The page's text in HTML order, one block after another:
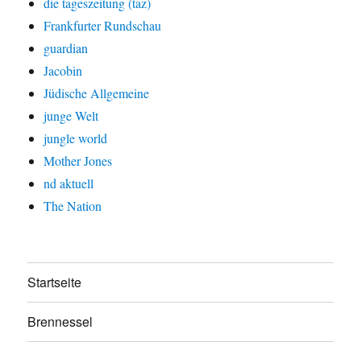
Frankfurter Rundschau
guardian
Jacobin
Jüdische Allgemeine
junge Welt
jungle world
Mother Jones
nd aktuell
The Nation
Startseite
Brennessel